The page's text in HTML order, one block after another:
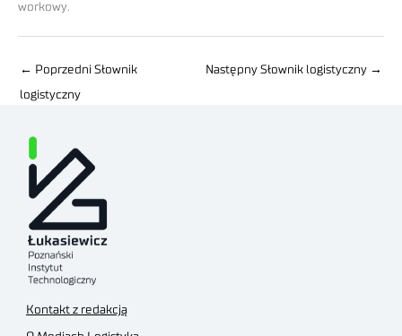
workowy.
← Poprzedni Słownik
logistyczny
Następny Słownik logistyczny →
Kontakt z redakcją